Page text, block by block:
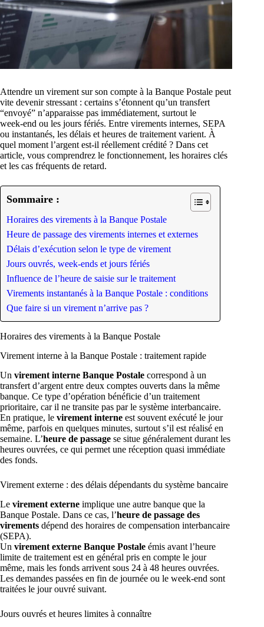
Attendre un virement sur son compte à la Banque Postale peut
vite devenir stressant : certains s’étonnent qu’un transfert
“envoyé” n’apparaisse pas immédiatement, surtout le
week‑end ou les jours fériés. Entre virements internes, SEPA
ou instantanés, les délais et heures de traitement varient. À
quel moment l’argent est-il réellement crédité ? Dans cet
article, vous comprendrez le fonctionnement, les horaires clés
et les cas fréquents de retard.
Sommaire :
Horaires des virements à la Banque Postale
Heure de passage des virements internes et externes
Délais d’exécution selon le type de virement
Jours ouvrés, week-ends et jours fériés
Influence de l’heure de saisie sur le traitement
Virements instantanés à la Banque Postale : conditions
Que faire si un virement n’arrive pas ?
Horaires des virements à la Banque Postale
Virement interne à la Banque Postale : traitement rapide
Un virement interne Banque Postale correspond à un
transfert d’argent entre deux comptes ouverts dans la même
banque. Ce type d’opération bénéficie d’un traitement
prioritaire, car il ne transite pas par le système interbancaire.
En pratique, le virement interne est souvent exécuté le jour
même, parfois en quelques minutes, surtout s’il est réalisé en
semaine. L’heure de passage se situe généralement durant les
heures ouvrées, ce qui permet une réception quasi immédiate
des fonds.
Virement externe : des délais dépendants du système bancaire
Le virement externe implique une autre banque que la
Banque Postale. Dans ce cas, l’heure de passage des
virements dépend des horaires de compensation interbancaire
(SEPA).
Un virement externe Banque Postale émis avant l’heure
limite de traitement est en général pris en compte le jour
même, mais les fonds arrivent sous 24 à 48 heures ouvrées.
Les demandes passées en fin de journée ou le week-end sont
traitées le jour ouvré suivant.
Jours ouvrés et heures limites à connaître